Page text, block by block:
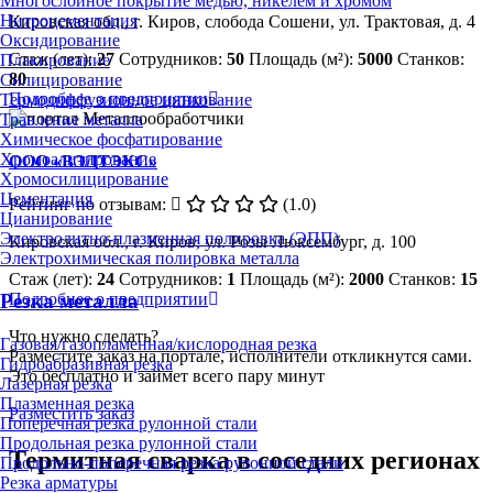
Нитроцементация
Оксидирование
Плакирование
Силицирование
Термодиффузионное цинкование
Травление металла
Химическое фосфатирование
Хромоалитирование
Хромосилицирование
Цементация
Цианирование
Электролитно-плазменная полировка (ЭПП)
Электрохимическая полировка металла
Резка металла
Газовая/газопламенная/кислородная резка
Гидроабразивная резка
Лазерная резка
Плазменная резка
Поперечная резка рулонной стали
Продольная резка рулонной стали
Продольно-поперечная резка рулонной стали
Резка арматуры
Кировская обл., г. Киров, слобода Сошени, ул. Трактовая, д. 4
Стаж (лет):27 Сотрудников: 50 Площадь (м²): 5000 Станков:
80
Подробнее о предприятии
ООО «ВЭЛТЭКС»
Рейтинг по отзывам:
(1.0)
Кировская обл., г. Киров, ул. Розы Люксембург, д. 100
Стаж (лет): 24 Сотрудников: 1 Площадь (м²): 2000 Станков: 15
Подробнее о предприятии
Что нужно сделать?
Разместите заказ на портале, исполнители откликнутся сами.
Это бесплатно и займет всего пару минут
Разместить заказ
Термитная сварка в соседних регионах